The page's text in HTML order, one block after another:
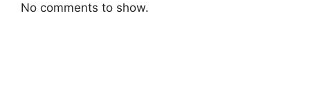
No comments to show.